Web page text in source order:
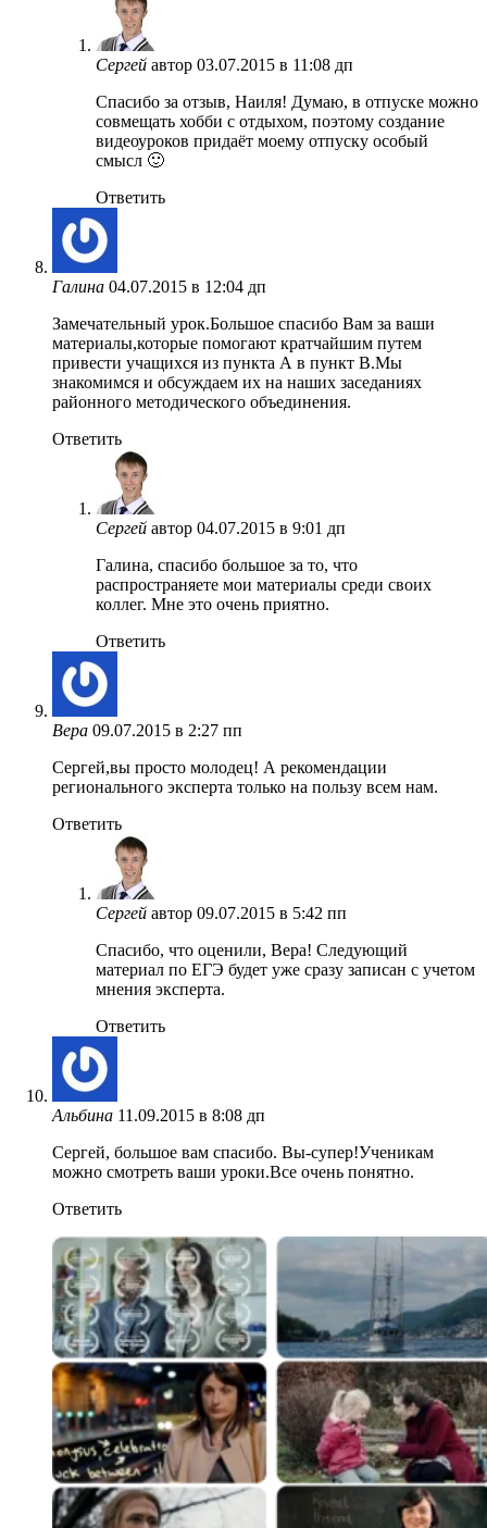
Сергей автор 03.07.2015 в 11:08 дп
Спасибо за отзыв, Наиля! Думаю, в отпуске можно
совмещать хобби с отдыхом, поэтому создание
видеоуроков придаёт моему отпуску особый
смысл 🙂
Ответить
Галина 04.07.2015 в 12:04 дп
Замечательный урок.Большое спасибо Вам за ваши
материалы,которые помогают кратчайшим путем
привести учащихся из пункта А в пункт В.Мы
знакомимся и обсуждаем их на наших заседаниях
районного методического объединения.
Ответить
Сергей автор 04.07.2015 в 9:01 дп
Галина, спасибо большое за то, что
распространяете мои материалы среди своих
коллег. Мне это очень приятно.
Ответить
Вера 09.07.2015 в 2:27 пп
Сергей,вы просто молодец! А рекомендации
регионального эксперта только на пользу всем нам.
Ответить
Сергей автор 09.07.2015 в 5:42 пп
Спасибо, что оценили, Вера! Следующий
материал по ЕГЭ будет уже сразу записан с учетом
мнения эксперта.
Ответить
Альбина 11.09.2015 в 8:08 дп
Сергей, большое вам спасибо. Вы-супер!Ученикам
можно смотреть ваши уроки.Все очень понятно.
Ответить